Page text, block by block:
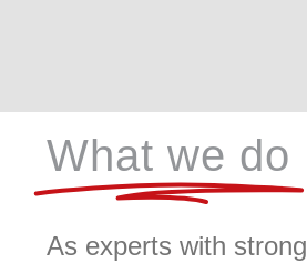
What we do
As experts with strong